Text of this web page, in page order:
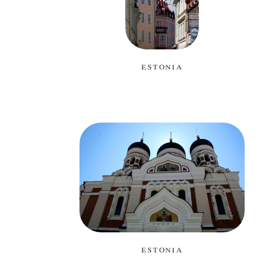
estonia
estonia